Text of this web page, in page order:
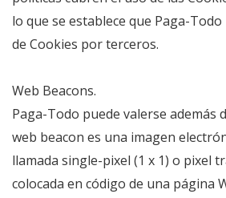
lo que se establece que Paga-
de Cookies por terceros.
Web Beacons.
Paga-Todo puede valerse además
web beacon es una imagen
llamada single-pixel (1 x 1) o pixel
colocada en código de una página